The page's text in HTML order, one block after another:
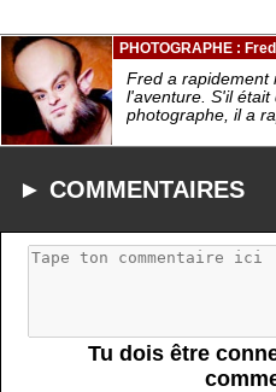
PHOTOGRAPHE : Fred
Fred a rapidement
l'aventure. S'il
photographe, il a
► COMMENTAIRES
Tu dois être